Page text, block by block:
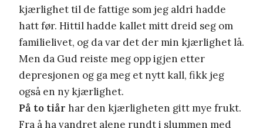
kjærlighet til de fattige som jeg aldri hadde
hatt før. Hittil hadde kallet mitt dreid seg om
familielivet, og da var det der min kjærlighet lå.
Men da Gud reiste meg opp igjen etter
depresjonen og ga meg et nytt kall, fikk jeg
også en ny kjærlighet.
På to tiår har den kjærligheten gitt mye frukt.
Fra å ha vandret alene rundt i slummen med